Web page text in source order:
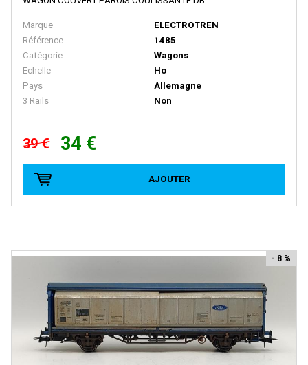
LOCOSTYL
LOK14
LR Press
LSM (Limited Series Models)
MABAR
MAINLINE RAILWAYS
MAKETTE
MARKLIN HAMO
MASTERPIECE
MDM
Marque
ELECTROTREN
Référence
1485
Catégorie
Wagons
Echelle
Ho
Pays
Allemagne
3 Rails
Non
39 € 34 €
AJOUTER
- 8 %